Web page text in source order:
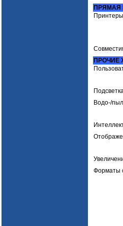
ПРЯМАЯ
ПРОЧИЕ
Водо-/
Форматы